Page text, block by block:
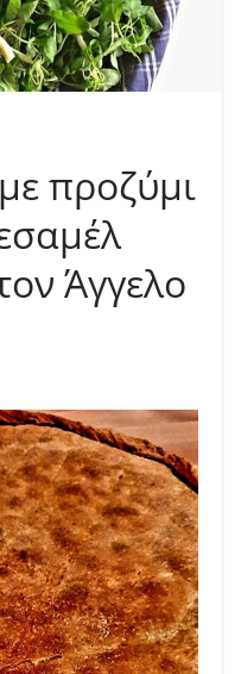
προζύμι
Άγγελο